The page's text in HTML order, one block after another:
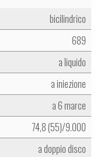
bicilindrico
689
a liquido
a iniezione
a 6 marce
74,8 (55)/9.000
a doppio disco